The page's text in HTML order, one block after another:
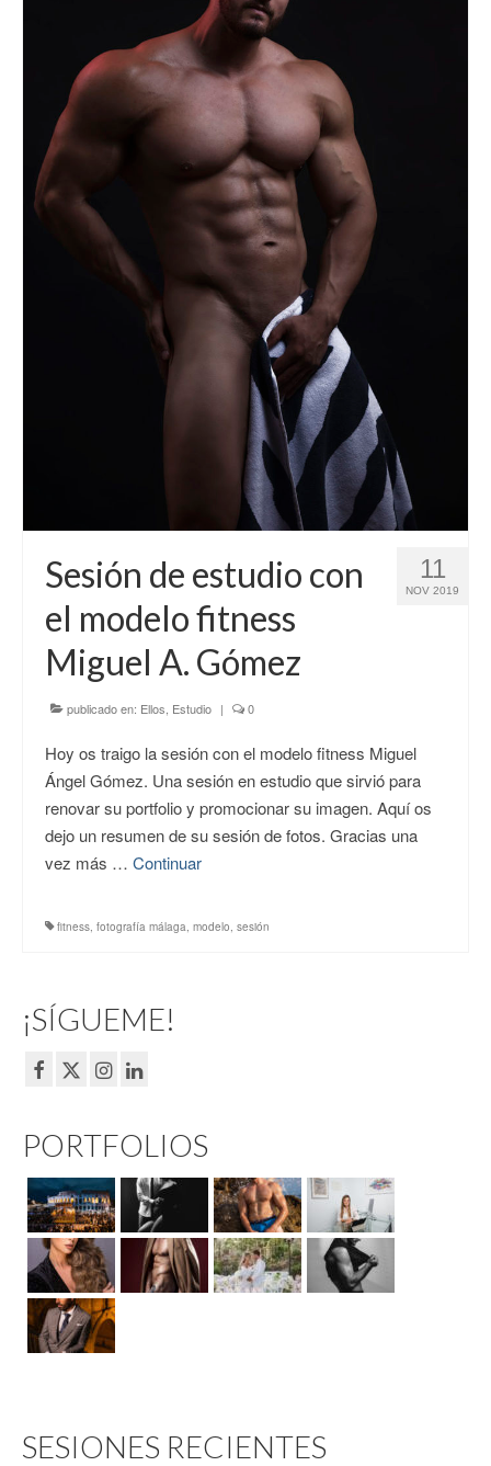
11
NOV 2019
Sesión de estudio con
el modelo fitness
Miguel A. Gómez
publicado en: Ellos Estudio | 0
Hoy os traigo la sesión con el modelo fitness Miguel
Ángel Gómez. Una sesión en estudio que sirvió para
renovar su portfolio y promocionar su imagen. Aquí os
dejo un resumen de su sesión de fotos. Gracias una
vez más … Continuar
fitness fotografía málaga modelo sesión
¡SÍGUEME!
PORTFOLIOS
SESIONES RECIENTES